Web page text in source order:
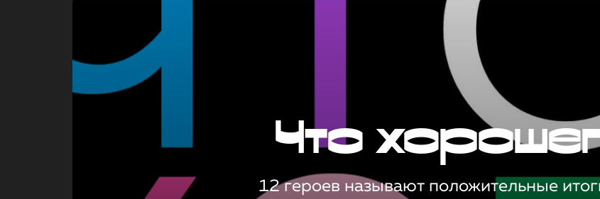
Что
12 героев называют положительные